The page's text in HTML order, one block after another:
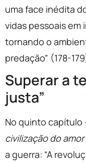
uma face inédita
vidas pessoais em
tornando o
predação” (178-
Superar a
justa”
No quinto capítulo
civilização do amor
a guerra: “A